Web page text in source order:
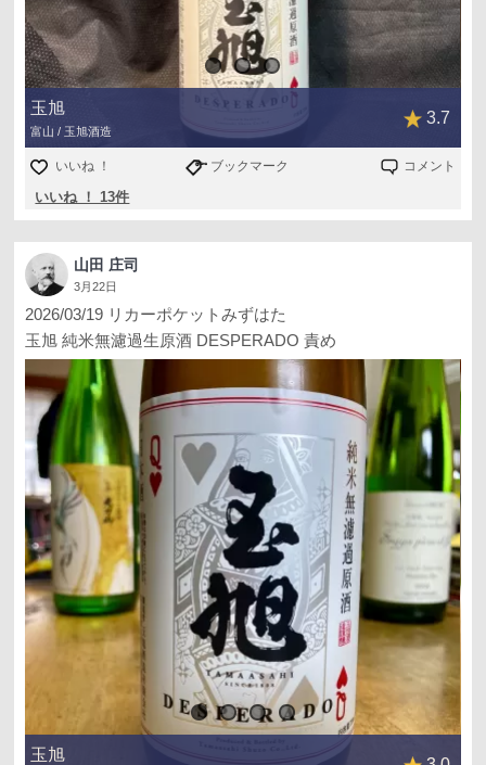
玉旭
富山 / 玉旭酒造
3.7
いいね ！ ブックマーク コメント
いいね ！ 13件
山田 庄司
3月22日
2026/03/19 リカーポケットみずはた
玉旭 純米無濾過生原酒 DESPERADO 責め
玉旭